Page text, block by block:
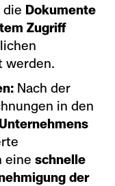
die Dokumente
Zugriff
werden.
Nach der
in den
eine schnelle
der